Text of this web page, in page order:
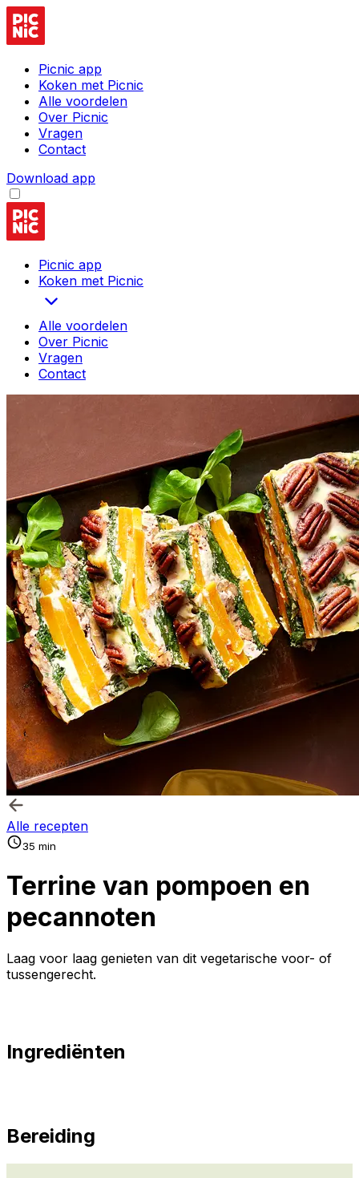
Picnic app
Koken met Picnic
Alle voordelen
Over Picnic
Vragen
Contact
Download app
Picnic app
Koken met Picnic
Alle voordelen
Over Picnic
Vragen
Contact
Alle recepten
35 min
Terrine van pompoen en
pecannoten
Laag voor laag genieten van dit vegetarische voor- of
tussengerecht.
Ingrediënten
Bereiding